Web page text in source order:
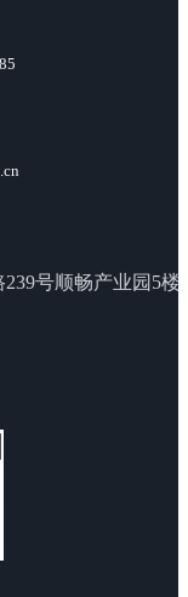
号顺畅产业园5楼